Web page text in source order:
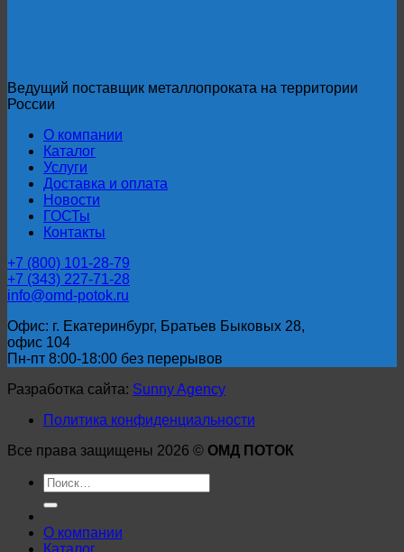
Ведущий поставщик металлопроката на территории
России
О компании
Каталог
Услуги
Доставка и оплата
Новости
ГОСТы
Контакты
+7 (800) 101-28-79
+7 (343) 227-71-28
info@omd-potok.ru
Офис: г. Екатеринбург, Братьев Быковых 28,
офис 104
Пн-пт 8:00-18:00 без перерывов
Разработка сайта: Sunny Agency
Политика конфиденциальности
Все права защищены 2026 © ОМД ПОТОК
Искать:
О компании